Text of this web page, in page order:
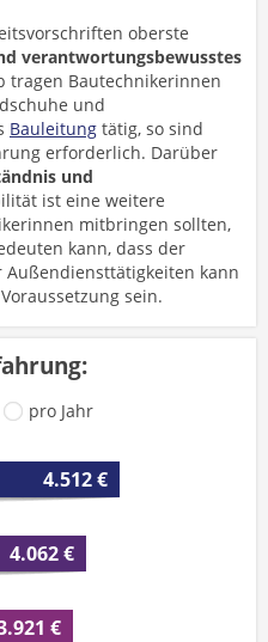
oberste
verantwortungsbewusstes
tragen Bautechnikerinnen
und
Bauleitung tätig, so sind
erforderlich. Darüber
und
ist eine weitere
mitbringen sollten,
kann, dass der
Außendiensttätigkeiten kann
sein.
pro Jahr
4.512 €
4.062 €
€